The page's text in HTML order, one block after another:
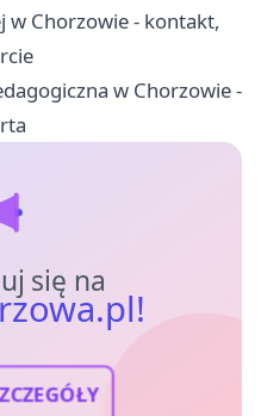
w Chorzowie - kontakt,
w Chorzowie -
się na